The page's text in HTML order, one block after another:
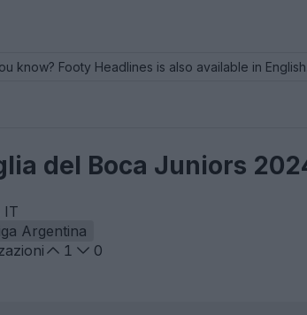
know? Footy Headlines is also available in
del Boca Juniors
IT
Argentina
1
0